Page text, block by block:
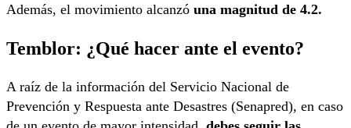
Además, el movimiento alcanzó una magnitud de 4.2.
Temblor: ¿Qué hacer ante el evento?
A raíz de la información del Servicio Nacional de
Prevención y Respuesta ante Desastres (Senapred), en caso